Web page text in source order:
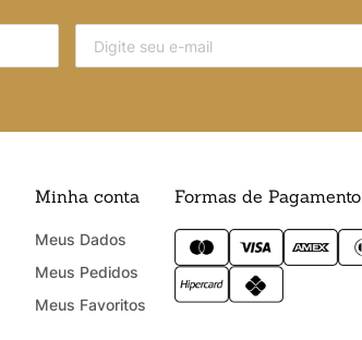
Minha conta
Meus Dados
Meus Pedidos
Meus Favoritos
Formas de Pagamento